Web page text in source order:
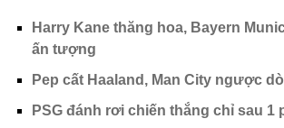
Harry Kane thăng hoa, Bayern
ấn tượng
Pep cất Haaland, Man City ngược
PSG đánh rơi chiến thắng chỉ sau 1